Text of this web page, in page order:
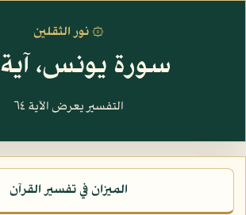
۞ نور الثقلين
سورة يونس، آية ٦٤
التفسير يعرض الآية ٦٤
الميزان في تفسير القرآن